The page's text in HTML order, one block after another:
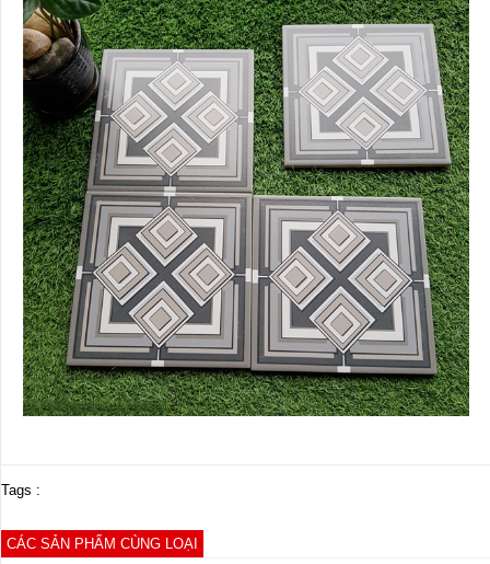
Tags :
CÁC SẢN PHẨM CÙNG LOẠI